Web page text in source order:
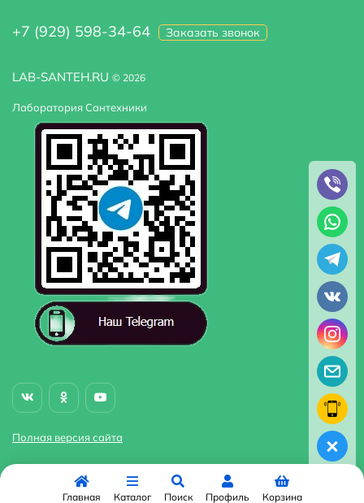
LAB-SANTEH.RU © 2026
Лаборатория Сантехники
Полная версия сайта
+7 (929) 598-34-64 Заказать звонок
Главная Каталог Поиск Профиль Корзина